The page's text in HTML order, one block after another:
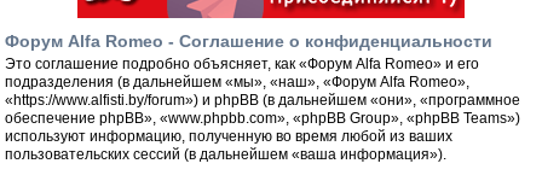
Форум Alfa Romeo - Соглашение о конфиденциальности
Это соглашение подробно объясняет, как «Форум Alfa Romeo» и его
подразделения (в дальнейшем «мы», «наш», «Форум Alfa Romeo»,
«https://www.alfisti.by/forum») и phpBB (в дальнейшем «они», «программное
обеспечение phpBB», «www.phpbb.com», «phpBB Group», «phpBB Teams»)
используют информацию, полученную во время любой из ваших
пользовательских сессий (в дальнейшем «ваша информация»).